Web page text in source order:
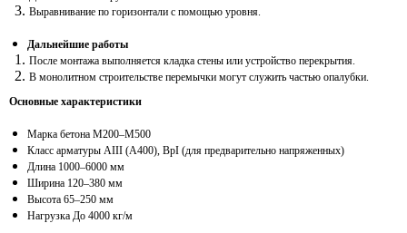
Выравнивание по горизонтали с помощью уровня.
Дальнейшие работы
После монтажа выполняется кладка стены или устройство перекрытия.
В монолитном строительстве перемычки могут служить частью опалубки.
Основные характеристики
Марка бетона М200–М500
Класс арматуры АIII (А400), ВрI (для предварительно напряженных)
Длина 1000–6000 мм
Ширина 120–380 мм
Высота 65–250 мм
Нагрузка До 4000 кг/м